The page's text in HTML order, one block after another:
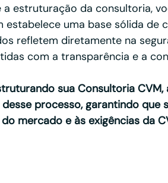
estruturação da consultoria,
estabelece uma base sólida de
refletem diretamente na
com a transparência e a
sua Consultoria
processo, garantindo que
mercado e às exigências da